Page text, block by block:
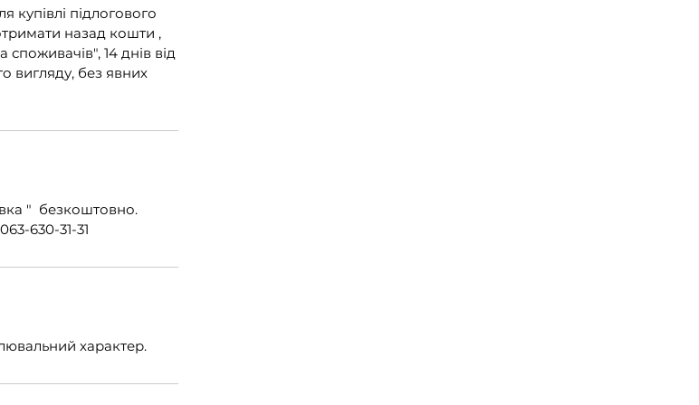
підлогового
назад кошти ,
14 днів від
вигляду, без явних
" безкоштовно.
630-31-31
характер.